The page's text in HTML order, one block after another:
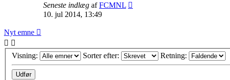
Seneste indlæg afFCMNL
10. jul 2014, 13:49
Nyt emne
Visning: Sorter efter: Retning: